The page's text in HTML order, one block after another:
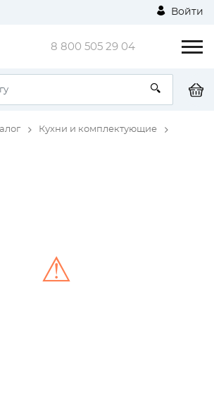
Войти
8 800 505 29 04
Кухни и комплектующие
⚠